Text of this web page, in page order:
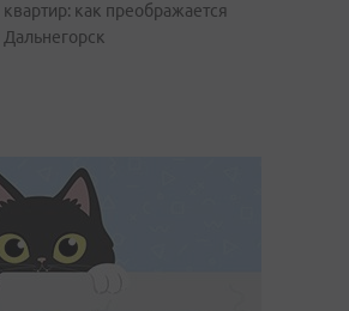
квартир: как преображается
Дальнегорск